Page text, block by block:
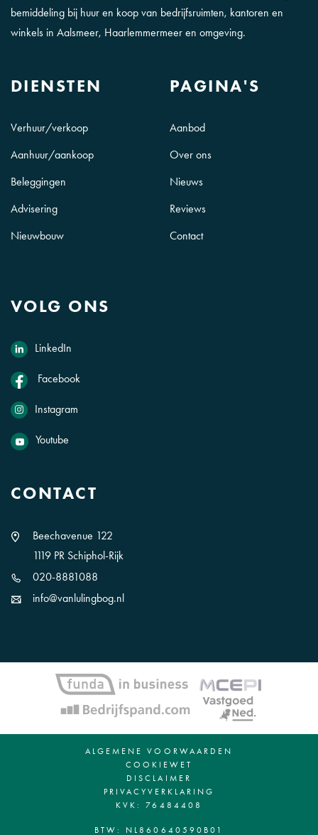
bemiddeling bij huur en koop van bedrijfsruimten, kantoren en
winkels in Aalsmeer, Haarlemmermeer en omgeving.
DIENSTEN
Verhuur/verkoop
Aanhuur/aankoop
Beleggingen
Advisering
Nieuwbouw
PAGINA'S
Aanbod
Over ons
Nieuws
Reviews
Contact
VOLG ONS
LinkedIn
Facebook
Instagram
Youtube
CONTACT
Beechavenue 122
1119 PR Schiphol-Rijk
020-8881088
info@vanlulingbog.nl
ALGEMENE VOORWAARDEN
COOKIEWET
DISCLAIMER
PRIVACYVERKLARING
KVK: 76484408
BTW: NL860640590B01